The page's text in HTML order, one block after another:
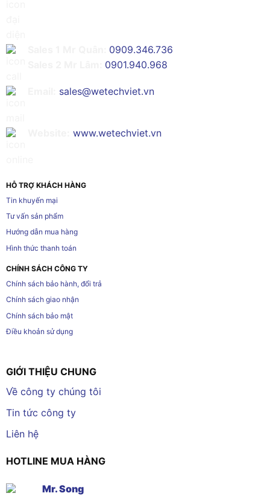
0909.346.736
0901.940.968
sales@wetechviet.vn
www.wetechviet.vn
HỖ TRỢ KHÁCH HÀNG
Tin khuyến mại
Tư vấn sản phẩm
Hướng dẫn mua hàng
Hình thức thanh toán
CHÍNH SÁCH CÔNG TY
Chính sách bảo hành, đổi trả
Chính sách giao nhận
Chính sách bảo mật
Điều khoản sử dụng
GIỚI THIỆU CHUNG
Về công ty chúng tôi
Tin tức công ty
Liên hệ
HOTLINE MUA HÀNG
Mr. Song